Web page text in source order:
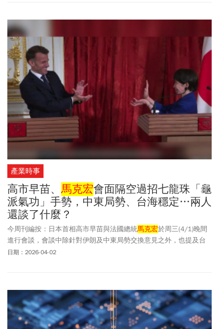
產業時事
高市早苗、 馬克宏會面隔空過招七龍珠「龜
派氣功」手勢，中東局勢、台海穩定…兩人
還談了什麼？
今周刊編按：日本首相高市早苗與法國總統馬克宏於周三(4/1)晚間
進行會談，會談中除針對伊朗及中東局勢交換意見之外，也提及台
灣海峽問題。兩國領導人發表聯合聲明指出，「強調台灣海峽和平
日期：2026-04-02